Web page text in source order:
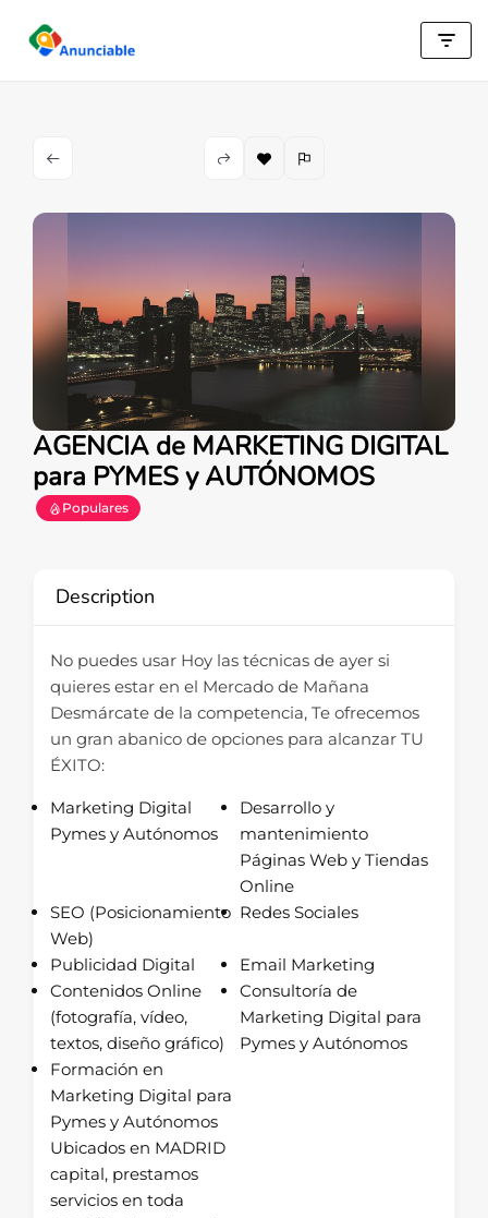
Saltar
AGENCIA de MARKETING DIGITAL
para PYMES y AUTÓNOMOS
Populares
Description
No puedes usar Hoy las técnicas de ayer si
quieres estar en el Mercado de Mañana
Desmárcate de la competencia, Te ofrecemos
un gran abanico de opciones para alcanzar TU
ÉXITO:
Marketing Digital
Pymes y Autónomos
Desarrollo y
mantenimiento
Páginas Web y Tiendas
Online
SEO (Posicionamiento
Web)
Redes Sociales
Publicidad Digital
Email Marketing
Contenidos Online
(fotografía, vídeo,
textos, diseño gráfico)
Consultoría de
Marketing Digital para
Pymes y Autónomos
Formación en
Marketing Digital para
Pymes y Autónomos
Ubicados en MADRID
capital, prestamos
servicios en toda